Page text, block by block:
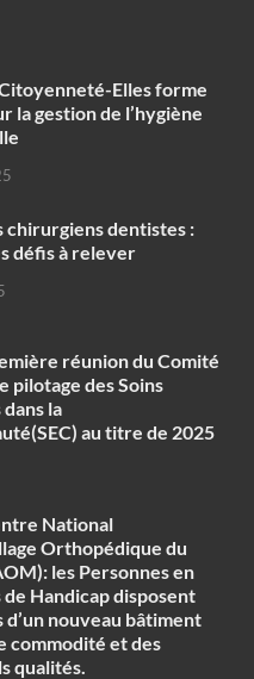
Elles forme
la gestion de l’hygiène
chirurgiens dentistes :
défis à relever
réunion du Comité
pilotage des Soins
la
au titre de 2025
National
Orthopédique du
les Personnes en
Handicap disposent
d’un nouveau bâtiment
commodité et des
qualités.